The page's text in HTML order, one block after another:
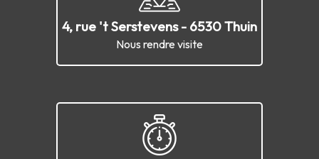
4, rue 't Serstevens - 6530 Thuin
Nous rendre visite